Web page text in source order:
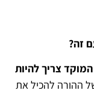
זה?
מגיל 0 עד 8 בערך, המוקד צריך להיות
ההורה להכיל את